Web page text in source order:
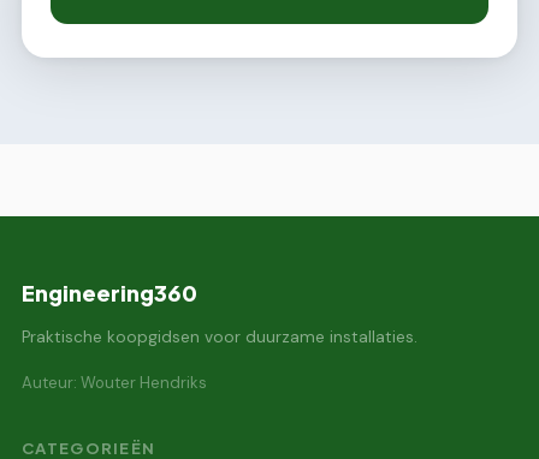
Engineering360
Praktische koopgidsen voor duurzame installaties.
Auteur: Wouter Hendriks
CATEGORIEËN